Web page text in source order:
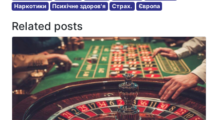
Наркотики
Психічне здоров'я Страх. Європа
Related posts